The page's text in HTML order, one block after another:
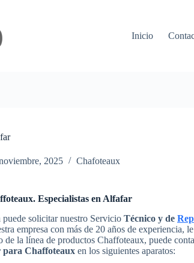
Inicio
2025 Chafoteaux
Especialistas en Alfafar
solicitar nuestro Servicio Técnico y de
empresa con más de 20 años de experiencia,
la línea de productos Chaffoteaux, puede
para Chaffoteaux en los siguientes aparatos: